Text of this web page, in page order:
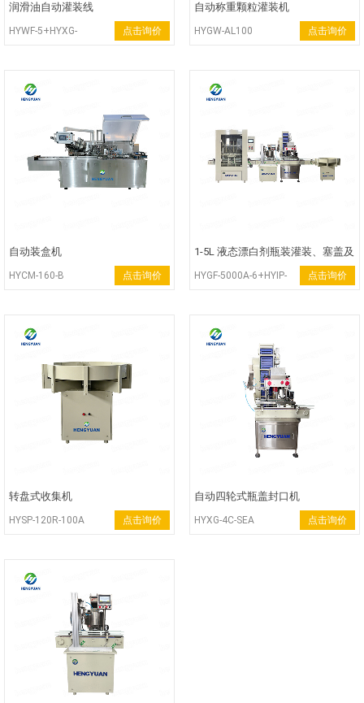
润滑油自动灌装线
HYWF-5+HYXG-
点击询价
自动称重颗粒灌装机
HYGW-AL100 点击询价
自动装盒机
HYCM-160-B 点击询价
1-5L 液态漂白剂瓶装灌装、塞盖及
旋盖生产线
HYGF-5000A-6+HYIP-
点击询价
转盘式收集机
HYSP-120R-100A 点击询价
自动四轮式瓶盖封口机
HYXG-4C-SEA 点击询价